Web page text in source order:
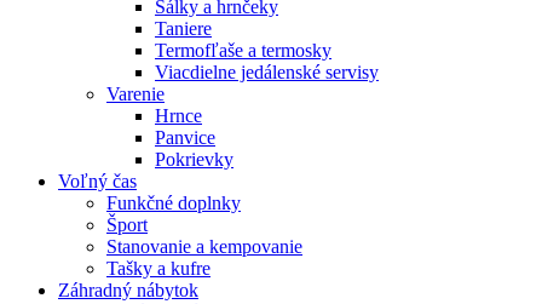
Šálky a hrnčeky
Taniere
Termofľaše a termosky
Viacdielne jedálenské servisy
Varenie
Hrnce
Panvice
Pokrievky
Voľný čas
Funkčné doplnky
Šport
Stanovanie a kempovanie
Tašky a kufre
Záhradný nábytok